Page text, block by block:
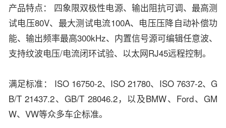
产品特点： 四象限双极性电源、输出阻抗可调、最高测
试电压80V、最大测试电流100A、电压压降自动补偿功
能、输出频率最高300kHz、内置信号源可编辑任意波、
支持纹波电压/电流闭环试验、以太网RJ45远程控制。
满足标准： ISO 16750-2、ISO 21780、ISO 7637-2、G
B/T 21437.2、GB/T 28046.2，以及BMW、Ford、GM
W、VW等众多车企标准。